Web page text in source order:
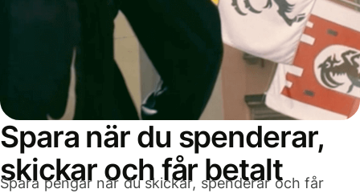
Spara när du spenderar,
skickar och får betalt
Spara pengar när du skickar, spenderar och får